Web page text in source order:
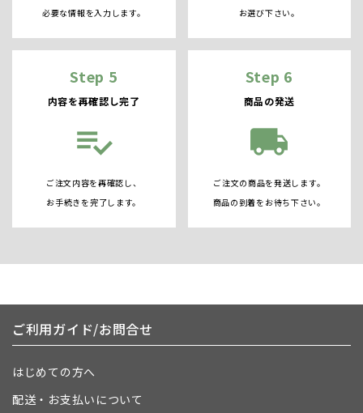
必要な情報を入力します。
お選び下さい。
Step 5
内容を再確認し完了
playlist_add_check
ご注文内容を再確認し、
お手続きを完了します。
Step 6
商品の発送
local_shipping
ご注文の商品を発送します。
商品の到着をお待ち下さい。
ご利用ガイド/お問合せ
はじめての方へ
配送・お支払いについて